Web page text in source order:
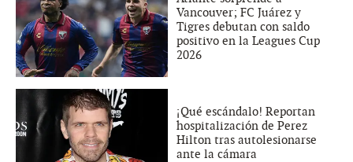
Vancouver; FC Juárez y
Tigres debutan con saldo
positivo en la Leagues Cup
2026
¡Qué escándalo! Reportan
hospitalización de Perez
Hilton tras autolesionarse
ante la cámara